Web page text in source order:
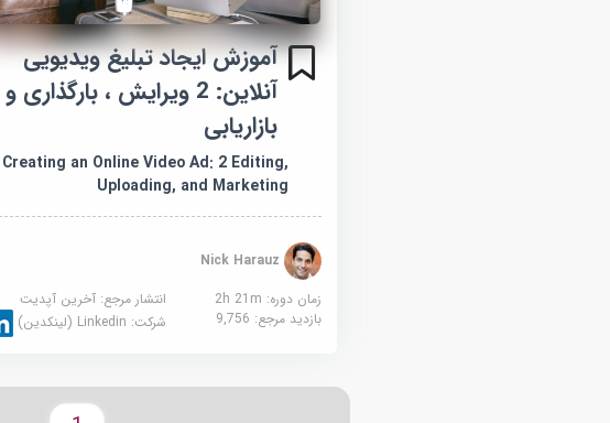
آموزش ایجاد تبلیغ ویدیویی
آنلاین: 2 ویرایش ، بارگذاری و
بازاریابی
Creating an Online Video Ad: 2 Editing,
Uploading, and Marketing
زمان دوره: 2h 21m
انتشار مرجع: آخرین آپدیت
بازدید مرجع: 9,756 شرکت: Linkedin (لینکدین)